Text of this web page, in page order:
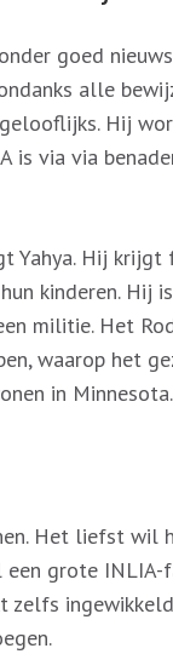
goed
alle
Hij
is via via
Yahya. Hij
kinderen. Hij
militie. Het
waarop het
in Minnesota.
Het liefst wil
een grote